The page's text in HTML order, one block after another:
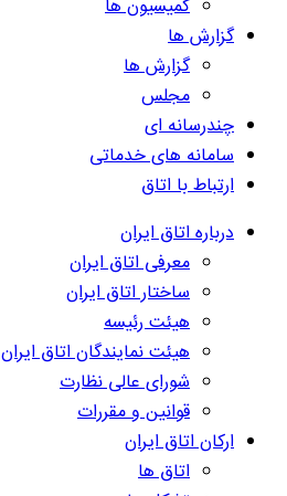
کمیسیون ها
گزارش ها
گزارش ها
مجلس
چندرسانه ای
سامانه های خدماتی
ارتباط با اتاق
درباره اتاق ایران
معرفی اتاق ایران
ساختار اتاق ایران
هیئت رئیسه
هیئت نمایندگان اتاق ایران
شورای عالی نظارت
قوانین و مقررات
ارکان اتاق ایران
اتاق ها